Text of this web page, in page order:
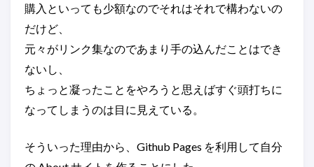
購入といっても少額なのでそれはそれで構わないの
だけど、
元々がリンク集なのであまり手の込んだことはでき
ないし、
ちょっと凝ったことをやろうと思えばすぐ頭打ちに
なってしまうのは目に見えている。
そういった理由から、Github Pages を利用して自分